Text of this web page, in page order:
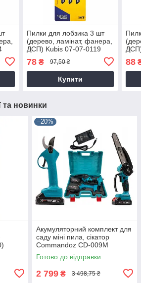
Пилки для лобзика 3 шт
(дерево, ламінат, фанера,
ДСП) Kubis 07-07-0119
78₴ 97,50 ₴
Купити
88
та новинки
–20%
Акумуляторний комплект для
саду міні пила, сікатор
Commandoz CD-009M
Готово до відправки
2 799 ₴ 3 498,75 ₴